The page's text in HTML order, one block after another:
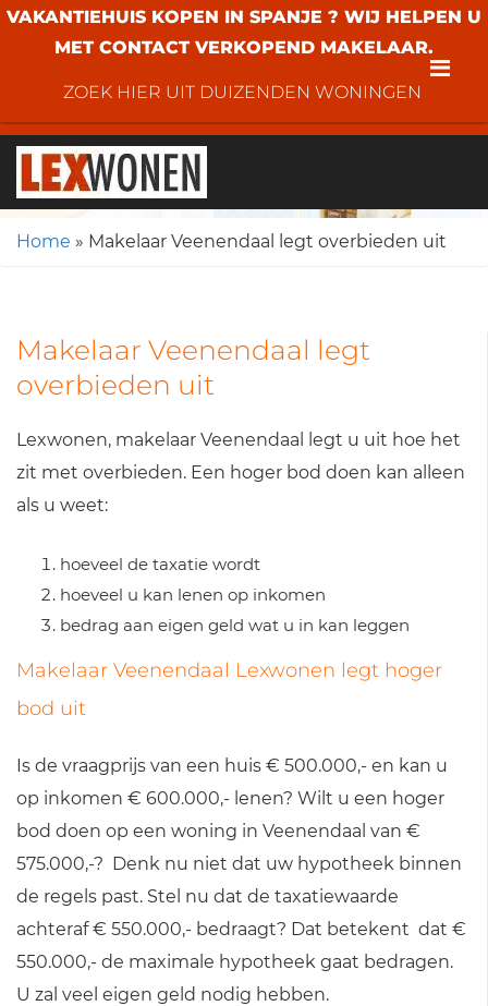
VAKANTIEHUIS KOPEN IN SPANJE ? WIJ HELPEN U
MET CONTACT VERKOPEND MAKELAAR.
ZOEK HIER UIT DUIZENDEN WONINGEN
Home » Makelaar Veenendaal legt overbieden uit
Makelaar Veenendaal legt
overbieden uit
Lexwonen, makelaar Veenendaal legt u uit hoe het
zit met overbieden. Een hoger bod doen kan alleen
als u weet:
hoeveel de taxatie wordt
hoeveel u kan lenen op inkomen
bedrag aan eigen geld wat u in kan leggen
Makelaar Veenendaal Lexwonen legt hoger
bod uit
Is de vraagprijs van een huis € 500.000,- en kan u
op inkomen € 600.000,- lenen? Wilt u een hoger
bod doen op een woning in Veenendaal van €
575.000,-? Denk nu niet dat uw hypotheek binnen
de regels past. Stel nu dat de taxatiewaarde
achteraf € 550.000,- bedraagt? Dat betekent dat €
550.000,- de maximale hypotheek gaat bedragen.
U zal veel eigen geld nodig hebben.